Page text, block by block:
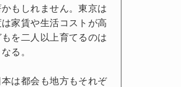
もしれません。東京は
家賃や生活コストが高
もを二人以上育てるのは
る。
は都会も地方もそれぞ